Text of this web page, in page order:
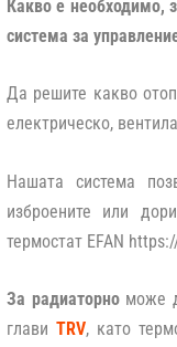
Какво е необходимо,
система за
Да решите какво
електрическо,
Нашата система
изброените или
термостат EFAN
За радиаторноможе
главиTRV, като